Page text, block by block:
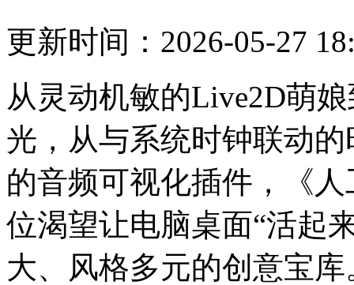
更新时间：2026-05-27
从灵动机敏的Live2D萌
光，从与系统时钟联动
的音频可视化插件，《
位渴望让电脑桌面“活起
大、风格多元的创意宝